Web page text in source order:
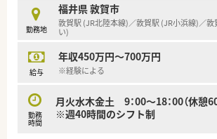
勤務地
福井県 敦賀市
敦賀駅 (JR北陸本線)／敦賀駅 (JR小浜線)／敦
い)
給与
年収450万円～700万円
※経験による
勤務
時間
月火水木金土 9：00～18：00（休憩60
※週40時間のシフト制